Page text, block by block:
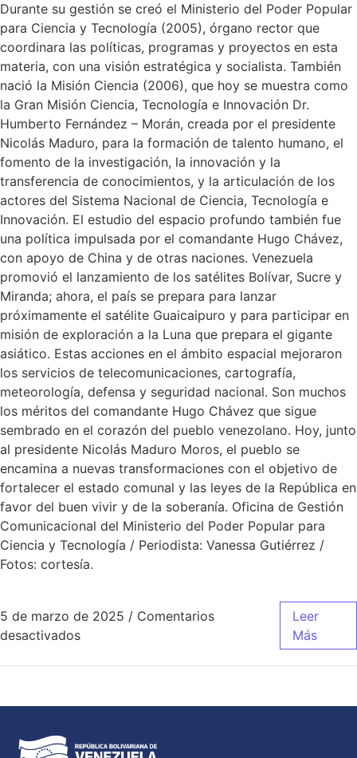
Durante su gestión se creó el Ministerio del Poder Popular
para Ciencia y Tecnología (2005), órgano rector que
coordinara las políticas, programas y proyectos en esta
materia, con una visión estratégica y socialista. También
nació la Misión Ciencia (2006), que hoy se muestra como
la Gran Misión Ciencia, Tecnología e Innovación Dr.
Humberto Fernández – Morán, creada por el presidente
Nicolás Maduro, para la formación de talento humano, el
fomento de la investigación, la innovación y la
transferencia de conocimientos, y la articulación de los
actores del Sistema Nacional de Ciencia, Tecnología e
Innovación. El estudio del espacio profundo también fue
una política impulsada por el comandante Hugo Chávez,
con apoyo de China y de otras naciones. Venezuela
promovió el lanzamiento de los satélites Bolívar, Sucre y
Miranda; ahora, el país se prepara para lanzar
próximamente el satélite Guaicaipuro y para participar en
misión de exploración a la Luna que prepara el gigante
asiático. Estas acciones en el ámbito espacial mejoraron
los servicios de telecomunicaciones, cartografía,
meteorología, defensa y seguridad nacional. Son muchos
los méritos del comandante Hugo Chávez que sigue
sembrado en el corazón del pueblo venezolano. Hoy, junto
al presidente Nicolás Maduro Moros, el pueblo se
encamina a nuevas transformaciones con el objetivo de
fortalecer el estado comunal y las leyes de la República en
favor del buen vivir y de la soberanía. Oficina de Gestión
Comunicacional del Ministerio del Poder Popular para
Ciencia y Tecnología / Periodista: Vanessa Gutiérrez /
Fotos: cortesía.
5 de marzo de 2025 / Comentarios
desactivados
Leer
Más